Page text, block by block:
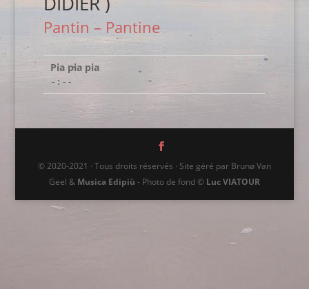
Pantin – Pantine
Pia pia pia
-:--
© 2020-2021 · Tous droits réservés · Site géré par Brunø Van
Geel & Musica Edipiù - Photo de fond © Luc VIATOUR